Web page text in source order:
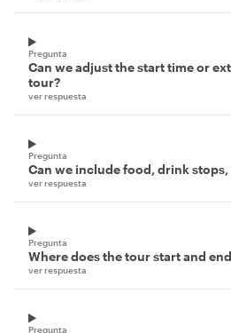
Pregunta
Can we adjust the start time or
tour?
ver respuesta
Pregunta
Can we include food, drink
ver respuesta
Pregunta
Where does the tour start and
ver respuesta
Pregunta